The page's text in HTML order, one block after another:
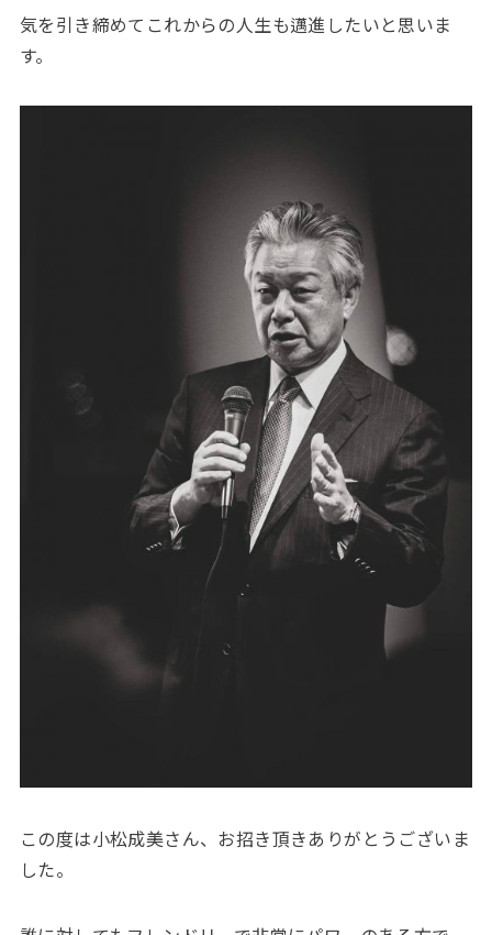
気を引き締めてこれからの人生も邁進したいと思いま
す。
この度は小松成美さん、お招き頂きありがとうございま
した。